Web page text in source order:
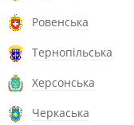
Ровенська
Тернопільська
Херсонська
Черкаська